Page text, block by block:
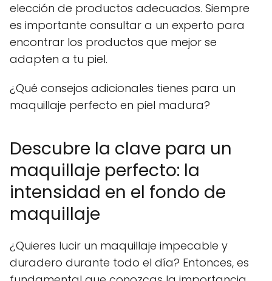
elección de productos adecuados. Siempre
es importante consultar a un experto para
encontrar los productos que mejor se
adapten a tu piel.
¿Qué consejos adicionales tienes para un
maquillaje perfecto en piel madura?
Descubre la clave para un
maquillaje perfecto: la
intensidad en el fondo de
maquillaje
¿Quieres lucir un maquillaje impecable y
duradero durante todo el día? Entonces, es